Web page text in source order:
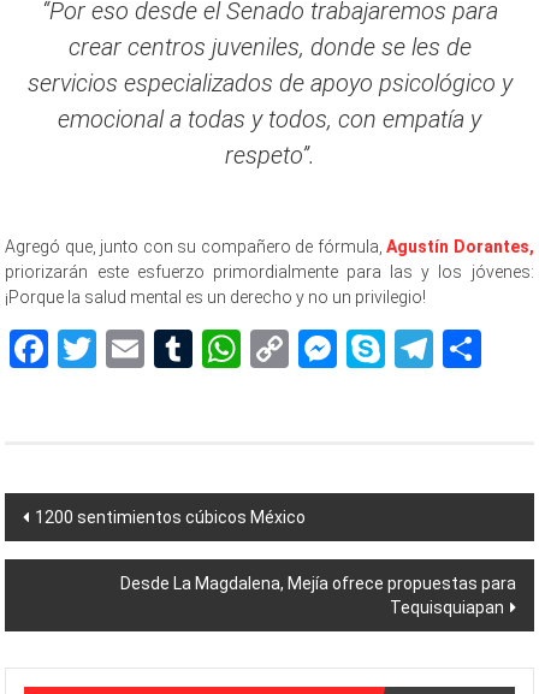
“Por eso desde el Senado trabajaremos para
crear centros juveniles, donde se les de
servicios especializados de apoyo psicológico y
emocional a todas y todos, con empatía y
respeto”.
Agregó que, junto con su compañero de fórmula, Agustín Dorantes,
priorizarán este esfuerzo primordialmente para las y los jóvenes:
¡Porque la salud mental es un derecho y no un privilegio!
Facebook
Twitter
EmailTumblr
WhatsApp
CopyMessenger
Skype
Navegación
de
entradas
1200 sentimientos cúbicos México
Desde La Magdalena, Mejía ofrece propuestas para
Tequisquiapan